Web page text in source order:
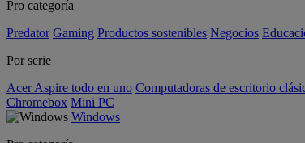
Pro categoría
Predator Gaming Productos sostenibles Negocios
Por serie
Acer Aspire todo en uno Computadoras de escritorio
Chromebox Mini PC
Windows